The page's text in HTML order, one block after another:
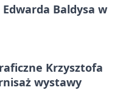
Baldysa w
Krzysztofa
wystawy